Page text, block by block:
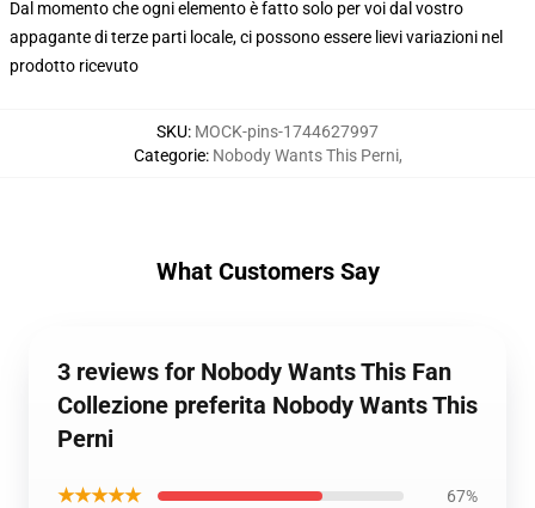
Dal momento che ogni elemento è fatto solo per voi dal vostro
appagante di terze parti locale, ci possono essere lievi variazioni nel
prodotto ricevuto
SKU: MOCK-pins-1744627997
Categorie: Nobody Wants This Perni,
What Customers Say
3 reviews for Nobody Wants This Fan
Collezione preferita Nobody Wants This
Perni
★★★★★ 67%